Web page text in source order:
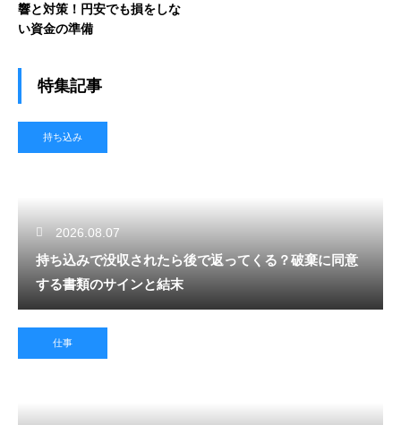
響と対策！円安でも損をしな
い資金の準備
特集記事
持ち込み
2026.08.07
持ち込みで没収されたら後で返ってくる？破棄に同意
する書類のサインと結末
仕事